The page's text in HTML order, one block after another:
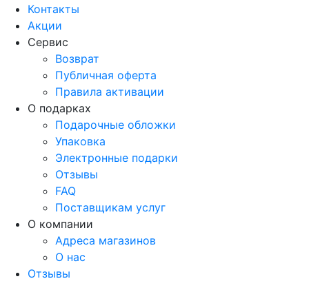
Контакты
Акции
Сервис
Возврат
Публичная оферта
Правила активации
О подарках
Подарочные обложки
Упаковка
Электронные подарки
Отзывы
FAQ
Поставщикам услуг
О компании
Адреса магазинов
О нас
Отзывы